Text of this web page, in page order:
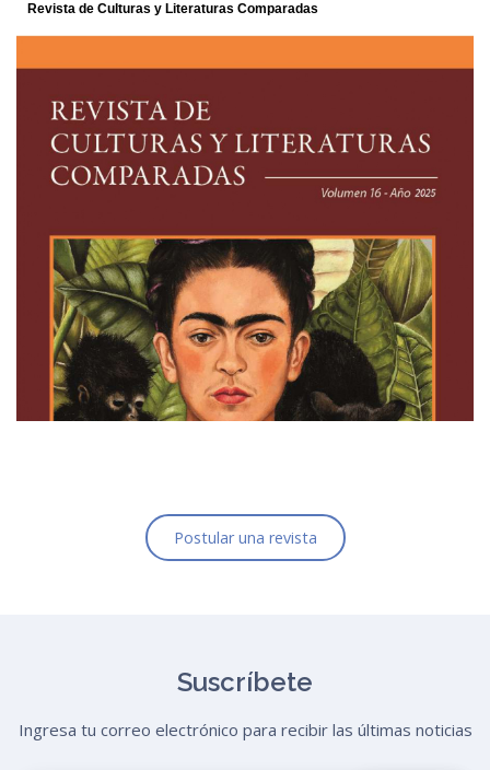
Polifonías
Postular una revista
Suscríbete
Ingresa tu correo electrónico para recibir las últimas noticias